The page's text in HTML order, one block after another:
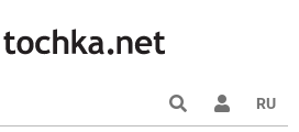
RU